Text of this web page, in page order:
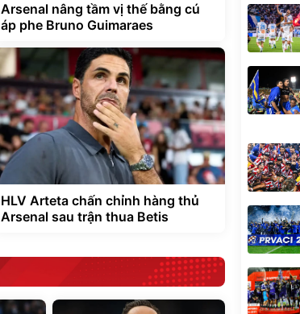
Arsenal nâng tầm vị thế bằng cú
áp phe Bruno Guimaraes
HLV Arteta chấn chỉnh hàng thủ
Arsenal sau trận thua Betis